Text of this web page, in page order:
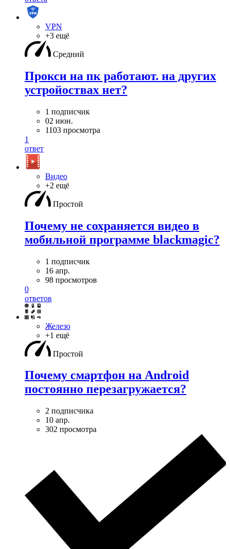
VPN
+3 ещё
Средний
Прокси на пк работают. на других
устройоствах нет?
1 подписчик
02 июн.
1103 просмотра
1
ответ
Видео
+2 ещё
Простой
Почему не сохраняется видео в
мобильной программе blackmagic?
1 подписчик
16 апр.
98 просмотров
0
ответов
Железо
+1 ещё
Простой
Почему смартфон на Android
постоянно перезагружается?
2 подписчика
10 апр.
302 просмотра